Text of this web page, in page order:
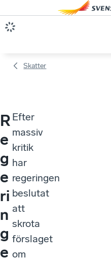
Skatter
R
e
g
e
ri
n
g
e
Efter
massiv
kritik
har
regeringen
beslutat
att
skrota
förslaget
om